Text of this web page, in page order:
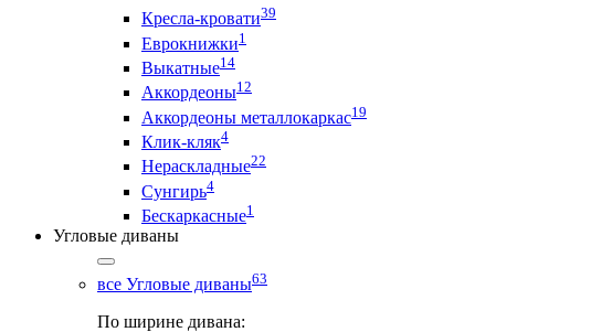
Кресла-кровати39
Еврокнижки1
Выкатные14
Аккордеоны12
Аккордеоны металлокаркас19
Клик-кляк4
Нераскладные22
Сунгирь4
Бескаркасные1
Угловые диваны
все Угловые диваны63
По ширине дивана: